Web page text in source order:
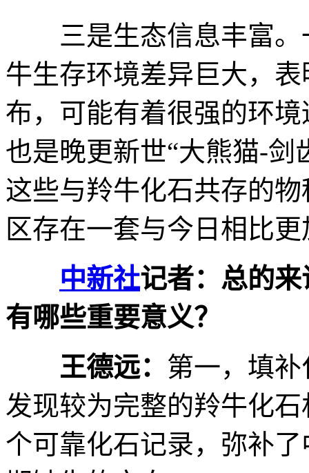
三是生态信息丰富。
牛生存环境差异巨大，
布，可能有着很强的环
也是晚更新世“大熊猫-剑
这些与羚牛化石共存的
区存在一套与今日相比
中新社记者：总的
有哪些重要意义？
王德远： 第一，填
发现较为完整的羚牛化
个可靠化石记录，弥补